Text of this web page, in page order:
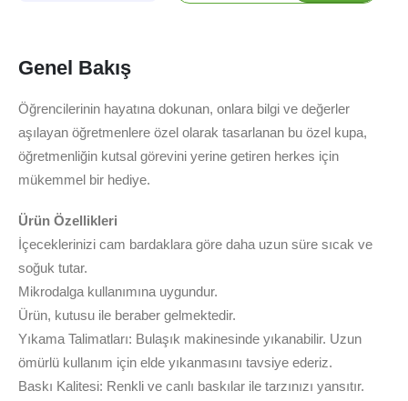
Genel Bakış
Öğrencilerinin hayatına dokunan, onlara bilgi ve değerler
aşılayan öğretmenlere özel olarak tasarlanan bu özel kupa,
öğretmenliğin kutsal görevini yerine getiren herkes için
mükemmel bir hediye.
Ürün Özellikleri
İçeceklerinizi cam bardaklara göre daha uzun süre sıcak ve
soğuk tutar.
Mikrodalga kullanımına uygundur.
Ürün, kutusu ile beraber gelmektedir.
Yıkama Talimatları: Bulaşık makinesinde yıkanabilir. Uzun
ömürlü kullanım için elde yıkanmasını tavsiye ederiz.
Baskı Kalitesi: Renkli ve canlı baskılar ile tarzınızı yansıtır.